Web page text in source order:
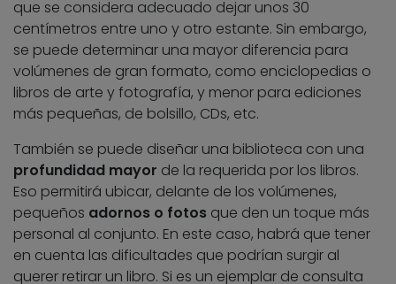
que se considera adecuado dejar unos 30
centímetros entre uno y otro estante. Sin embargo,
se puede determinar una mayor diferencia para
volúmenes de gran formato, como enciclopedias o
libros de arte y fotografía, y menor para ediciones
más pequeñas, de bolsillo, CDs, etc.
También se puede diseñar una biblioteca con una
profundidad mayor de la requerida por los libros.
Eso permitirá ubicar, delante de los volúmenes,
pequeños adornos o fotos que den un toque más
personal al conjunto. En este caso, habrá que tener
en cuenta las dificultades que podrían surgir al
querer retirar un libro. Si es un ejemplar de consulta